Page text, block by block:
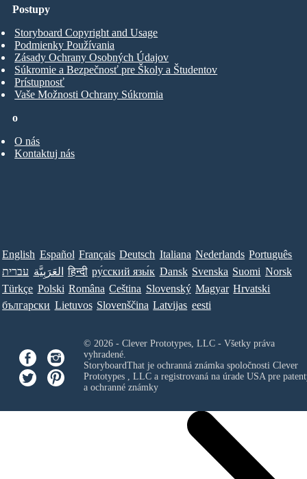
o
O nás
Kontaktuj nás
Postupy
Storyboard Copyright and Usage
Podmienky Používania
Zásady Ochrany Osobných Údajov
Súkromie a Bezpečnosť pre Školy a Študentov
Prístupnosť
Vaše Možnosti Ochrany Súkromia
English Español Français Deutsch Italiana Nederlands Português
עברית العَرَبِيَّة हिन्दी ру́сский язы́к Dansk Svenska Suomi Norsk
Türkçe Polski Româna Ceština Slovenský Magyar Hrvatski
български Lietuvos Slovenščina Latvijas eesti
© 2026 - Clever Prototypes, LLC - Všetky práva
vyhradené.
StoryboardThat je ochranná známka spoločnosti Clever
Prototypes , LLCa registrovaná na úrade USA pre
a ochranné známky